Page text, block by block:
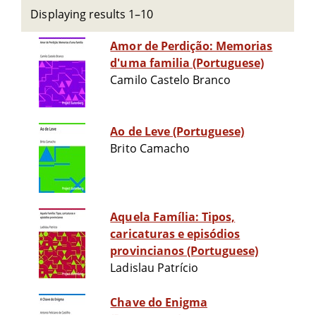
Displaying results 1–10
Amor de Perdição: Memorias
d'uma familia (Portuguese)
Camilo Castelo Branco
Ao de Leve (Portuguese)
Brito Camacho
Aquela Família: Tipos,
caricaturas e episódios
provincianos (Portuguese)
Ladislau Patrício
Chave do Enigma